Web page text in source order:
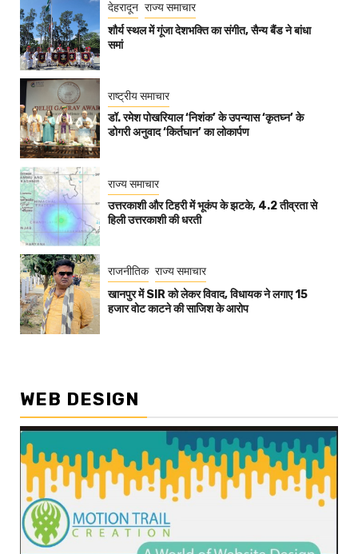
देहरादून राज्य समाचार
शौर्य स्थल में गूंजा देशभक्ति का संगीत, सैन्य बैंड ने बांधा
समां
राष्ट्रीय समाचार
डॉ. रमेश पोखरियाल ‘निशंक’ के उपन्यास ‘कृतघ्न’ के
डोगरी अनुवाद ‘किर्तघान’ का लोकार्पण
राज्य समाचार
उत्तरकाशी और टिहरी में भूकंप के झटके, 4.2 तीव्रता से
हिली उत्तरकाशी की धरती
राजनीतिक राज्य समाचार
खानपुर में SIR को लेकर विवाद, विधायक ने लगाए 15
हजार वोट काटने की साजिश के आरोप
WEB DESIGN